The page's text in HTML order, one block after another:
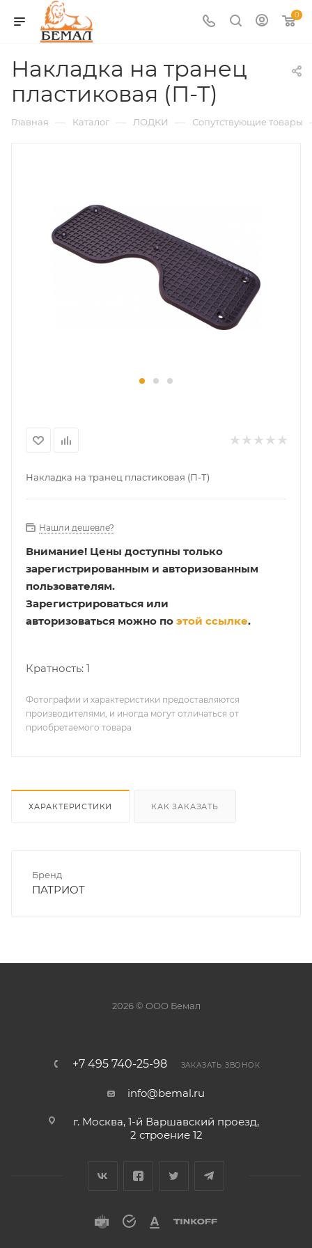
0
Накладка на транец
пластиковая (П-Т)
Главная — Каталог — ЛОДКИ — Сопутствующие товары
Накладка на транец пластиковая (П-Т)
Нашли дешевле?
Внимание! Цены доступны только
зарегистрированным и авторизованным
пользователям.
Зарегистрироваться или
авторизоваться можно по этой ссылке.
Кратность: 1
Фотографии и характеристики предоставляются
производителями, и иногда могут отличаться от
приобретаемого товара
ХАРАКТЕРИСТИКИ КАК ЗАКАЗАТЬ
Бренд
ПАТРИОТ
2026 © ООО Бемал
+7 495 740-25-98 ЗАКАЗАТЬ ЗВОНОК
info@bemal.ru
г. Москва, 1-й Варшавский проезд,
2 строение 12